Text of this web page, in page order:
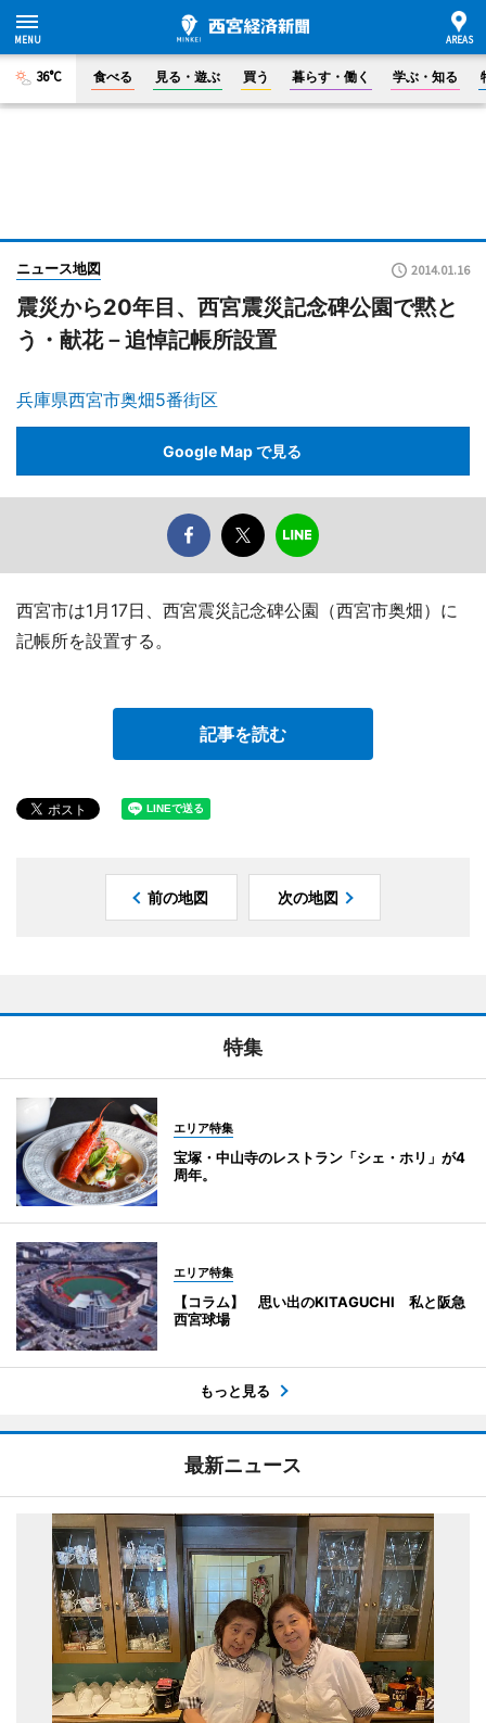
36°C 食べる 見る・遊ぶ 買う 暮らす・働く 学ぶ・知る
ニュース地図 2014.01.16
震災から20年目、西宮震災記念碑公園で黙と
う・献花－追悼記帳所設置
兵庫県西宮市奥畑5番街区
Google Map で見る
西宮市は1月17日、西宮震災記念碑公園（西宮市奥畑）に
記帳所を設置する。
記事を読む
前の地図 次の地図
特集
エリア特集
宝塚・中山寺のレストラン「シェ・ホリ」が4
周年。
エリア特集
【コラム】 思い出のKITAGUCHI 私と阪急
西宮球場
もっと見る
最新ニュース